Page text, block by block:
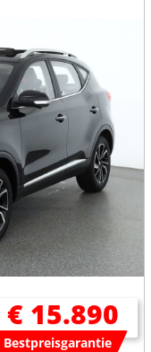
€ 15.890
Bestpreisgarantie